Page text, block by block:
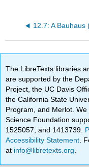
The LibreTexts libraries
are supported by the
Project, the UC Davis
the California State
Program, and Merlot.
Science Foundation
1525057, and 1413739.
Accessibility Statement .
at info@libretexts.org